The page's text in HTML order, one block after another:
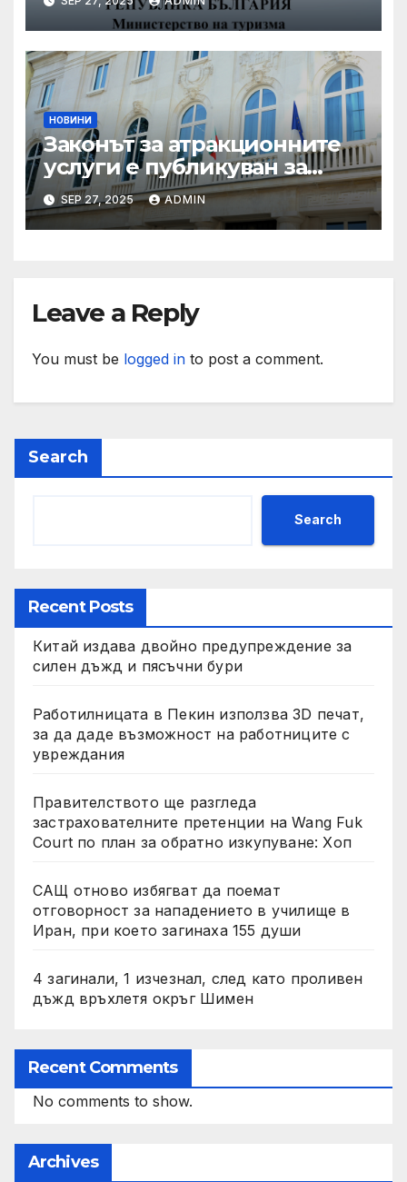
през летния сезон
НОВИНИ
Законът за атракционните
услуги е публикуван за
обществено обсъждане
SEP 27, 2025 ADMIN
Leave a Reply
You must be logged in to post a comment.
Search
Search
Recent Posts
Китай издава двойно предупреждение за
силен дъжд и пясъчни бури
Работилницата в Пекин използва 3D печат,
за да даде възможност на работниците с
увреждания
Правителството ще разгледа
застрахователните претенции на Wang Fuk
Court по план за обратно изкупуване: Хоп
САЩ отново избягват да поемат
отговорност за нападението в училище в
Иран, при което загинаха 155 души
4 загинали, 1 изчезнал, след като проливен
дъжд връхлетя окръг Шимен
Recent Comments
No comments to show.
Archives